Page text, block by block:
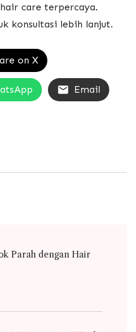
care terpercaya.
konsultasi lebih lanjut.
on X
Email
Parah dengan Hair